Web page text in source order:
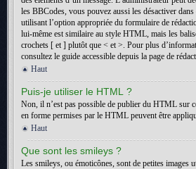
les BBCodes, vous pouvez aussi les désactiver dans
utilisant l’option appropriée du formulaire de
lui-même est similaire au style HTML, mais les
crochets [ et ] plutôt que < et >. Pour plus
consultez le guide accessible depuis la page de
Haut
Puis-je utiliser le HTML ?
Non, il n’est pas possible de publier du HTML sur
en forme permises par le HTML peuvent être
Haut
Que sont les smileys ?
Les smileys, ou émoticônes, sont de petites images